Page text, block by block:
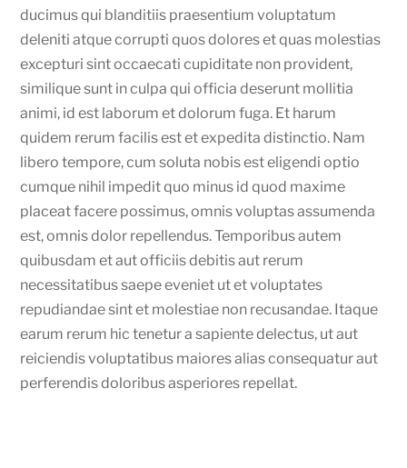
ducimus qui blanditiis praesentium voluptatum
deleniti atque corrupti quos dolores et quas molestias
excepturi sint occaecati cupiditate non provident,
similique sunt in culpa qui officia deserunt mollitia
animi, id est laborum et dolorum fuga. Et harum
quidem rerum facilis est et expedita distinctio. Nam
libero tempore, cum soluta nobis est eligendi optio
cumque nihil impedit quo minus id quod maxime
placeat facere possimus, omnis voluptas assumenda
est, omnis dolor repellendus. Temporibus autem
quibusdam et aut officiis debitis aut rerum
necessitatibus saepe eveniet ut et voluptates
repudiandae sint et molestiae non recusandae. Itaque
earum rerum hic tenetur a sapiente delectus, ut aut
reiciendis voluptatibus maiores alias consequatur aut
perferendis doloribus asperiores repellat.